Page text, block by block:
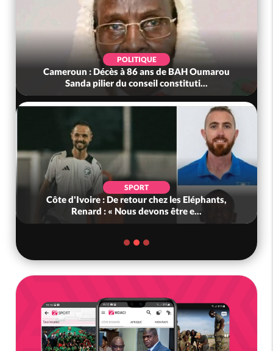
POLITIQUE
Cameroun : Décès à 86 ans de BAH Oumarou
Sanda pilier du conseil constituti...
SPORT
Côte d'Ivoire : De retour chez les Eléphants,
Renard : « Nous devons être e...